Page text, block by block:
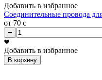
Добавить в избранное
Соединительные провода
от 70 c
Добавить в избранное
В корзину